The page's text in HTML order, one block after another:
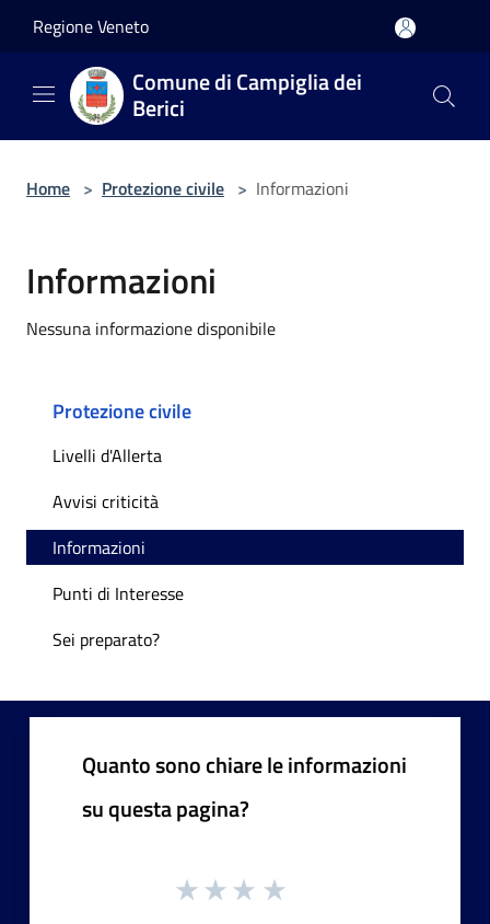
Regione Veneto
Comune di Campiglia dei
Berici
Home > Protezione civile > Informazioni
Informazioni
Nessuna informazione disponibile
Protezione civile
Livelli d'Allerta
Avvisi criticità
Informazioni
Punti di Interesse
Sei preparato?
Quanto sono chiare le informazioni
su questa pagina?